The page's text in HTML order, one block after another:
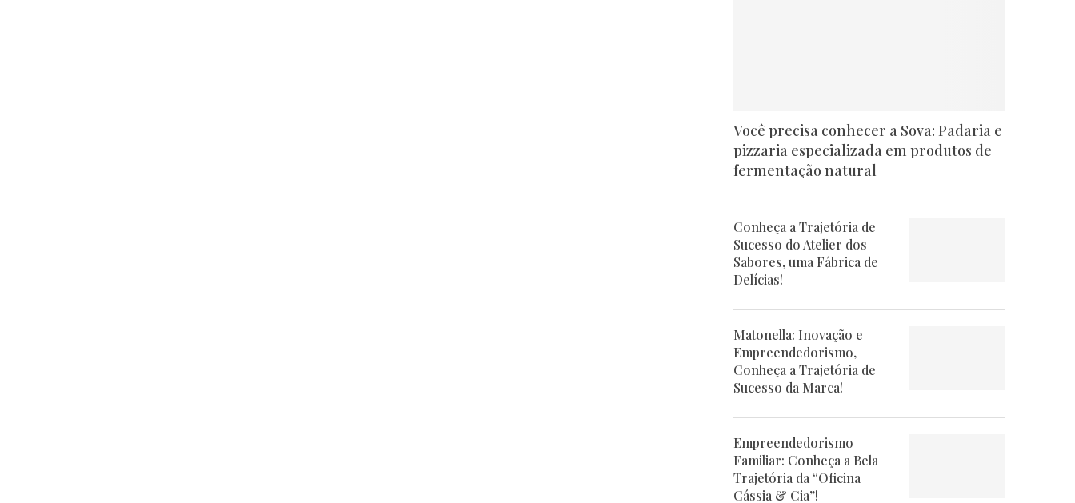
Você precisa conhecer a Sova: Padaria e
pizzaria especializada em produtos de
fermentação natural
Conheça a Trajetória de
Sucesso do Atelier dos
Sabores, uma Fábrica de
Delícias!
Matonella: Inovação e
Empreendedorismo,
Conheça a Trajetória de
Sucesso da Marca!
Empreendedorismo
Familiar: Conheça a Bela
Trajetória da “Oficina
Cássia & Cia”!